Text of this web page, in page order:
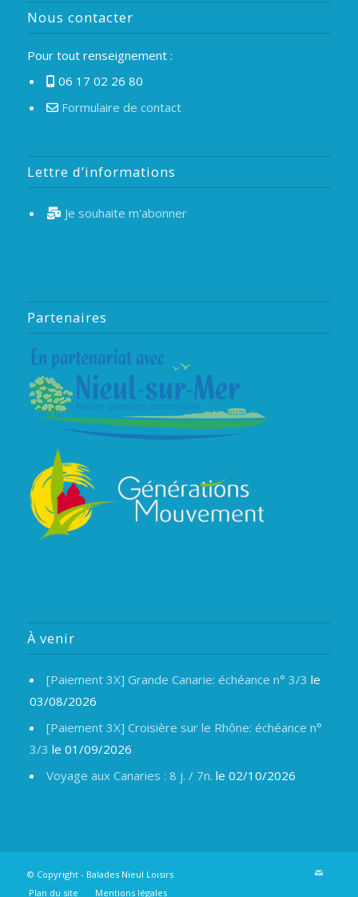
Nous contacter
Pour tout renseignement :
06 17 02 26 80
Formulaire de contact
Lettre d’informations
Je souhaite m'abonner
Partenaires
À venir
[Paiement 3X] Grande Canarie: échéance n° 3/3 le
03/08/2026
[Paiement 3X] Croisière sur le Rhône: échéance n°
3/3 le 01/09/2026
Voyage aux Canaries : 8 j. / 7n. le 02/10/2026
© Copyright - Balades Nieul Loisirs
Plan du site
Mentions légales